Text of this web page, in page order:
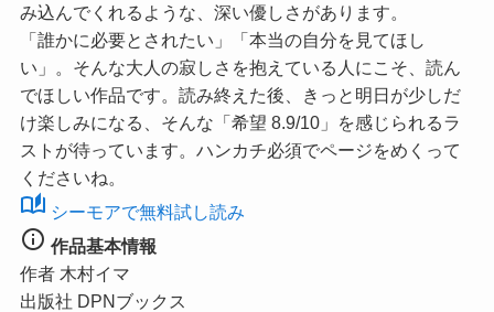
み込んでくれるような、深い優しさがあります。
「誰かに必要とされたい」「本当の自分を見てほし
い」。そんな大人の寂しさを抱えている人にこそ、読ん
でほしい作品です。読み終えた後、きっと明日が少しだ
け楽しみになる、そんな 「希望 8.9/10」
を感じられるラ
ストが待っています。ハンカチ必須でページをめくって
くださいね。
auto_stories シーモアで無料試し読み
info 作品基本情報
作者 木村イマ
出版社 DPNブックス